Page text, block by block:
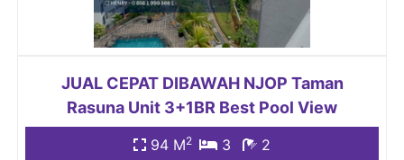
JUAL CEPAT DIBAWAH NJOP Taman
Rasuna Unit 3+1BR Best Pool View
94 M2 3 2